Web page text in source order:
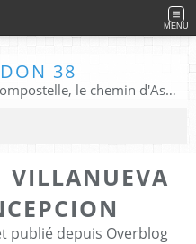
MENU
38
les chemins de St Jacques de Compostelle, le chemin d'Assise, La Voie Francigena, et autres chemins ........
publié depuis Overblog